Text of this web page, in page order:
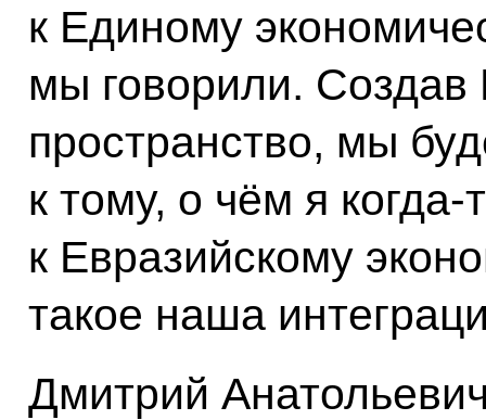
к Единому
мы говорили. Создав
пространство, мы
к тому, о чём я
к Евразийскому
такое наша
Дмитрий